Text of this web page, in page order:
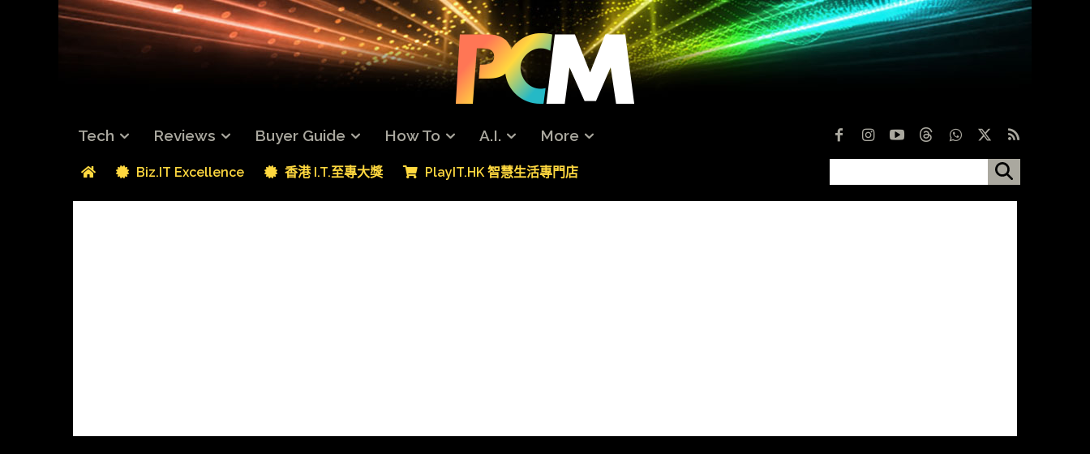
Tech Reviews Buyer Guide How To A.I. More
Biz.IT Excellence 香港 I.T.至專大獎 PlayIT.HK 智慧生活專門店